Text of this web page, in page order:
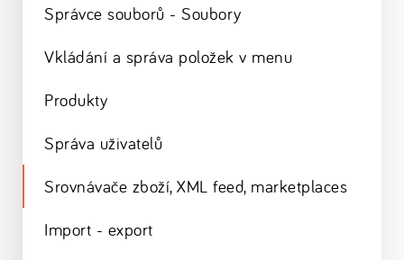
Správce souborů - Soubory
Vkládání a správa položek v menu
Produkty
Správa uživatelů
Srovnávače zboží, XML feed, marketplaces
Import - export